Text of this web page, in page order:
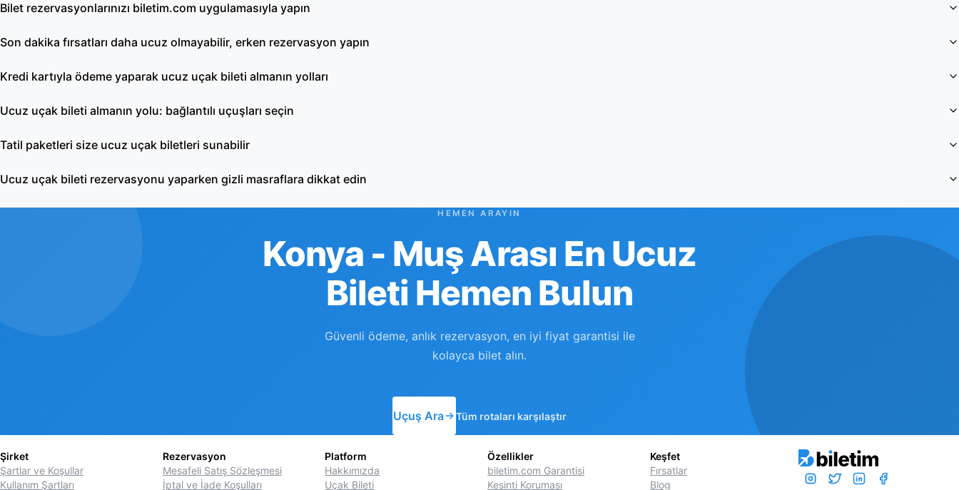
Bilet rezervasyonlarınızı biletim.com uygulamasıyla yapın
Son dakika fırsatları daha ucuz olmayabilir, erken rezervasyon yapın
Kredi kartıyla ödeme yaparak ucuz uçak bileti almanın yolları
Ucuz uçak bileti almanın yolu: bağlantılı uçuşları seçin
Tatil paketleri size ucuz uçak biletleri sunabilir
Ucuz uçak bileti rezervasyonu yaparken gizli masraflara dikkat edin
HEMEN ARAYIN
Konya - Muş Arası En Ucuz
Bileti Hemen Bulun
Güvenli ödeme, anlık rezervasyon, en iyi fiyat garantisi ile
kolayca bilet alın.
Uçuş Ara Tüm rotaları karşılaştır
Şirket
Şartlar ve Koşullar
Kullanım Şartları
Rezervasyon
Mesafeli Satış Sözleşmesi
İptal ve İade Koşulları
Platform
Hakkımızda
Uçak Bileti
Özellikler
biletim.com Garantisi
Kesinti Koruması
Keşfet
Fırsatlar
Blog